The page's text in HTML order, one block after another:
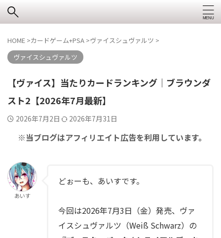
HOME >カードゲーム+PSA >ヴァイスシュヴァルツ >
ヴァイスシュヴァルツ
【ヴァイス】当たりカードランキング｜ブラウンダ
スト2【2026年7月最新】
2026年7月2日 2026年7月31日
※当ブログはアフィリエイト広告を利用しています。
あいす
どぉーも、あいすです。
今回は2026年7月3日（金）発売、ヴァ
イスシュヴァルツ（Weiß Schwarz）の